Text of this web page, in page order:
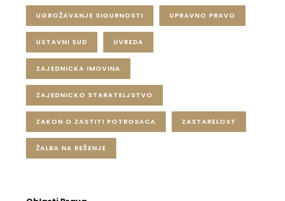
UGROŽAVANJE SIGURNOSTI UPRAVNO PRAVO
USTAVNI SUD UVREDA
ZAJEDNICKA IMOVINA
ZAJEDNICKO STARATELJSTVO
ZAKON O ZASTITI POTROSACA ZASTARELOST
ŽALBA NA REŠENJE